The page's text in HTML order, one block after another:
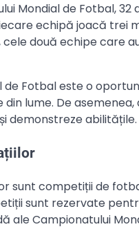
Mondial de Fotbal,
echipă joacă trei
cele două echipe care
de Fotbal este o
din lume. De
demonstreze abilitățile.
sunt competiții de
sunt rezervate
ale Campionatului